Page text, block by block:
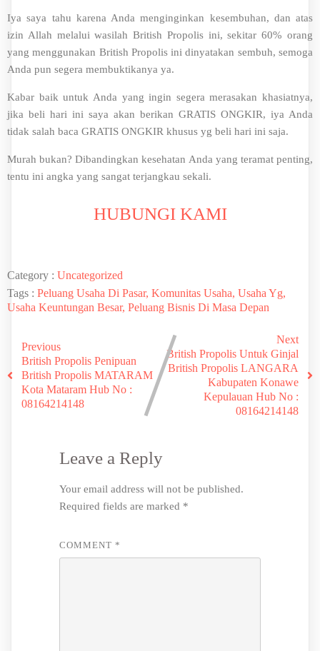
Iya saya tahu karena Anda menginginkan kesembuhan, dan atas
izin Allah melalui wasilah British Propolis ini, sekitar 60% orang
yang menggunakan British Propolis ini dinyatakan sembuh, semoga
Anda pun segera membuktikanya ya.
Kabar baik untuk Anda yang ingin segera merasakan khasiatnya,
jika beli hari ini saya akan berikan GRATIS ONGKIR, iya Anda
tidak salah baca GRATIS ONGKIR khusus yg beli hari ini saja.
Murah bukan? Dibandingkan kesehatan Anda yang teramat penting,
tentu ini angka yang sangat terjangkau sekali.
HUBUNGI KAMI
Category : Uncategorized
Tags : Peluang Usaha Di Pasar, Komunitas Usaha, Usaha Yg,
Usaha Keuntungan Besar, Peluang Bisnis Di Masa Depan
Previous
British Propolis Penipuan
British Propolis MATARAM
Kota Mataram Hub No :
08164214148
Next
British Propolis Untuk Ginjal
British Propolis LANGARA
Kabupaten Konawe
Kepulauan Hub No :
08164214148
Leave a Reply
Your email address will not be published.
Required fields are marked *
COMMENT *